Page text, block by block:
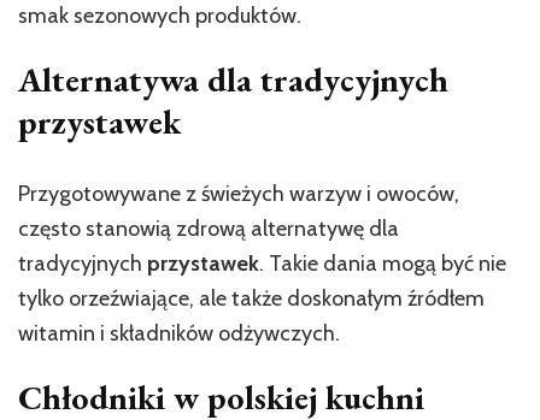
smak sezonowych produktów.
Alternatywa dla tradycyjnych
przystawek
Przygotowywane z świeżych warzyw i owoców,
często stanowią zdrową alternatywę dla
tradycyjnych przystawek. Takie dania mogą być nie
tylko orzeźwiające, ale także doskonałym źródłem
witamin i składników odżywczych.
Chłodniki w polskiej kuchni